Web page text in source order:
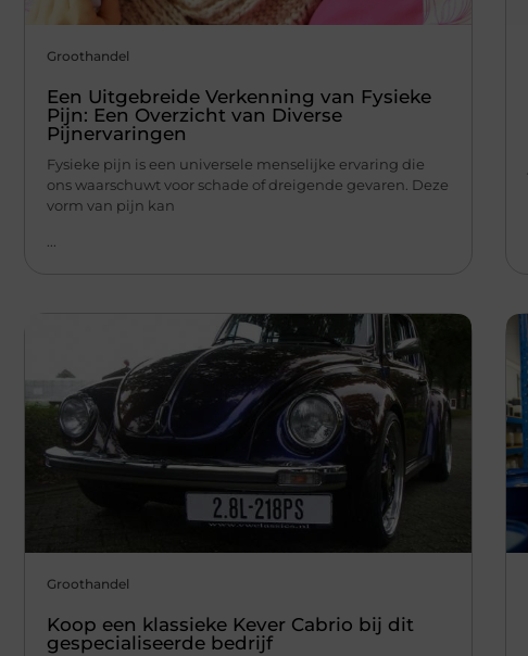
Groothandel
Een Uitgebreide Verkenning van Fysieke
Pijn: Een Overzicht van Diverse
Pijnervaringen
Fysieke pijn is een universele menselijke ervaring die
ons waarschuwt voor schade of dreigende gevaren. Deze
vorm van pijn kan
Groothandel
Koop een klassieke Kever Cabrio bij dit
gespecialiseerde bedrijf